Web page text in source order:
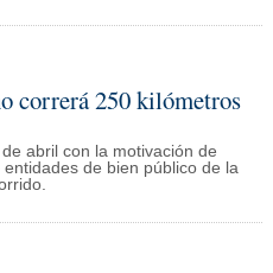
correrá 250 kilómetros
abril con la motivación de
de bien público de la